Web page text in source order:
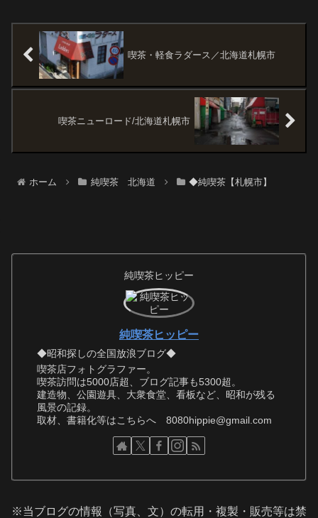
う。札幌の喫茶の中では、『マ
ーキュリー』『サン』『わら
び』と...
喫茶・軽食ラダース／北海道札幌市
喫茶ニューロード/北海道札幌市
ホーム 純喫茶 北海道 ◆純喫茶【札幌市】
純喫茶ヒッピー
純喫茶ヒッピー
◆昭和探しの全国放浪ブログ◆
喫茶店フォトグラファー。
喫茶訪問は5000店超、ブログ記事も5300超。
建造物、公園遊具、大衆食堂、看板など、昭和が残る
風景の記録。
取材、書籍化等はこちらへ 8080hippie@gmail.com
※当ブログの情報（写真、文）の転用・複製・販売等は禁